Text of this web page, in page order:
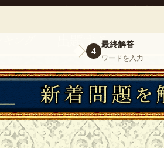
4
最終解答
ワードを入力